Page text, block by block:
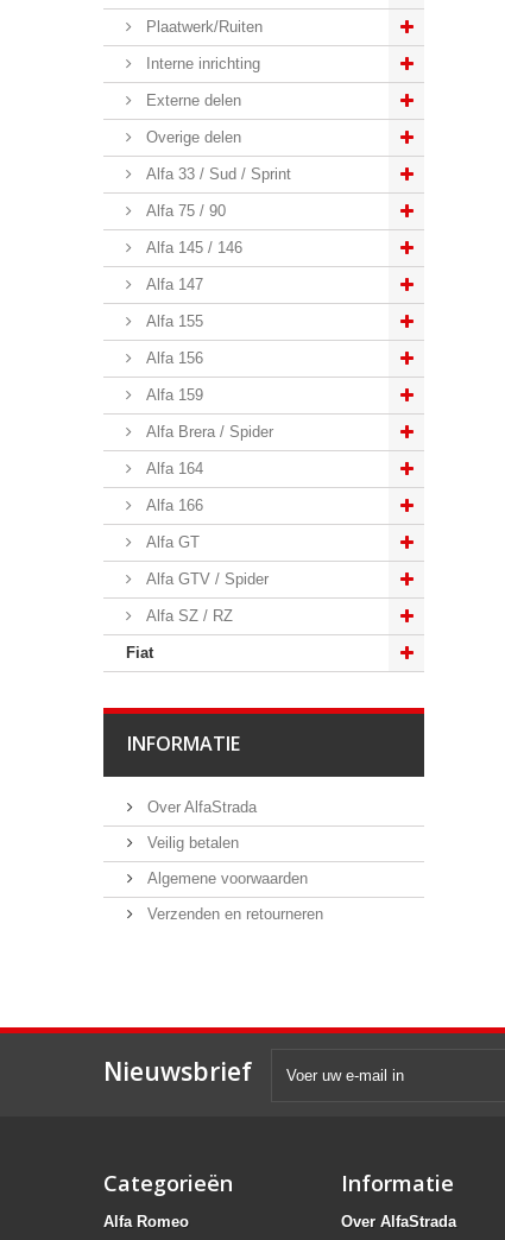
Plaatwerk/Ruiten
Interne inrichting
Externe delen
Overige delen
Alfa 33 / Sud / Sprint
Alfa 75 / 90
Alfa 145 / 146
Alfa 147
Alfa 155
Alfa 156
Alfa 159
Alfa Brera / Spider
Alfa 164
Alfa 166
Alfa GT
Alfa GTV / Spider
Alfa SZ / RZ
Fiat
INFORMATIE
Over AlfaStrada
Veilig betalen
Algemene voorwaarden
Verzenden en retourneren
Nieuwsbrief
Categorieën
Alfa Romeo
Informatie
Over AlfaStrada